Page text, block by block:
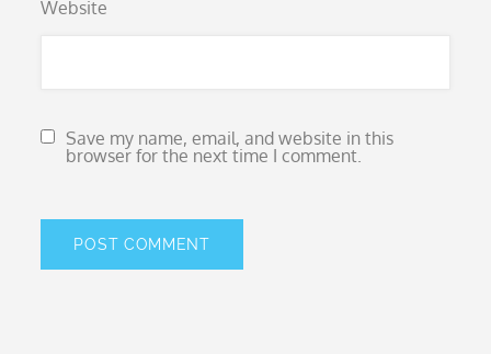
Website
Save my name, email, and website in this
browser for the next time I comment.